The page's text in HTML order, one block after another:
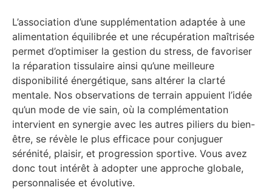
L’association d’une supplémentation adaptée à une
alimentation équilibrée et une récupération maîtrisée
permet d’optimiser la gestion du stress, de favoriser
la réparation tissulaire ainsi qu’une meilleure
disponibilité énergétique, sans altérer la clarté
mentale. Nos observations de terrain appuient l’idée
qu’un mode de vie sain, où la complémentation
intervient en synergie avec les autres piliers du bien-
être, se révèle le plus efficace pour conjuguer
sérénité, plaisir, et progression sportive. Vous avez
donc tout intérêt à adopter une approche globale,
personnalisée et évolutive.